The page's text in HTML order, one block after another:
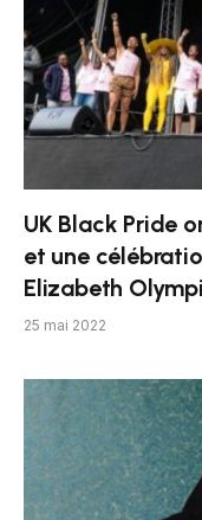
UK Black Pride
et une
Elizabeth
25 mai 2022